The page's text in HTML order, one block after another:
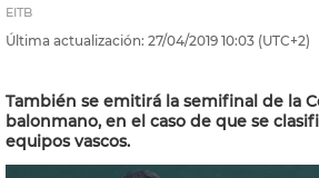
EITB
Última actualización: 27/04/2019 10:03 (UTC+2)
También se emitirá la semifinal de la
balonmano, en el caso de que se
equipos vascos.